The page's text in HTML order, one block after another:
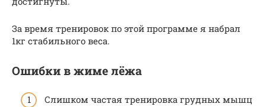
За время тренировок по этой программе я набрал
1кг стабильного веса.
Ошибки в жиме лёжа
Слишком частая тренировка грудных мышц